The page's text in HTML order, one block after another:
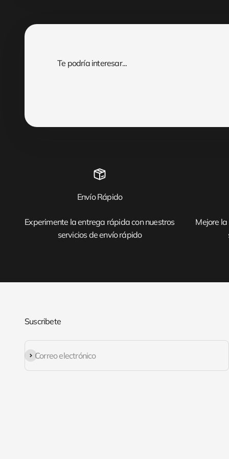
Envío Rápido
Experimente la entrega rápida con nuestros
servicios de envío rápido
Mejore
Suscribete
Correo electrónico
Suscribirse